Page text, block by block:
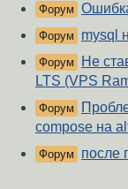
Форум
Форум mysql
Форум
Не
LTS (VPS
Форум
compose на
Форум после